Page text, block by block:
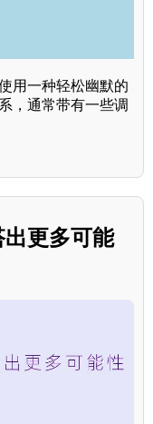
用一种轻松幽默的
，通常带有一些调
更多可能